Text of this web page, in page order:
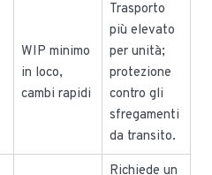
WIP minimo
in loco,
cambi rapidi
Trasporto
più elevato
per unità;
protezione
contro gli
sfregamenti
da transito.
Richiede un